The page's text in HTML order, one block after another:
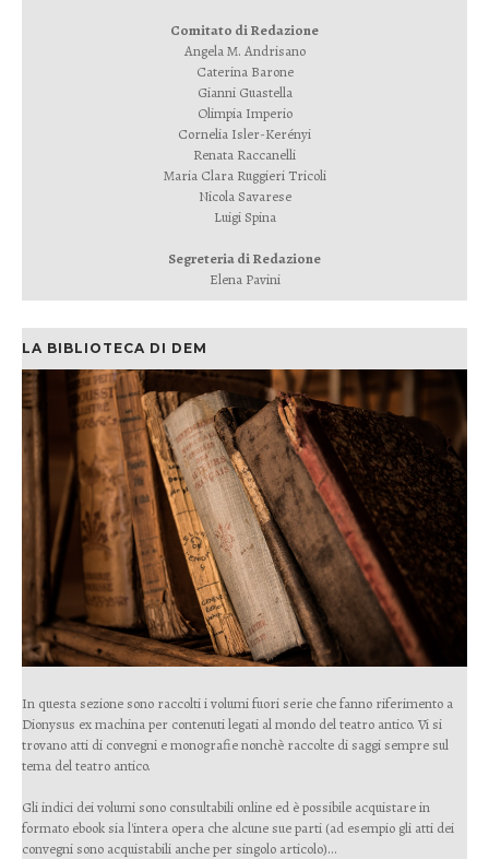
Comitato di Redazione
Angela M. Andrisano
Caterina Barone
Gianni Guastella
Olimpia Imperio
Cornelia Isler-Kerényi
Renata Raccanelli
Maria Clara Ruggieri Tricoli
Nicola Savarese
Luigi Spina
Segreteria di Redazione
Elena Pavini
LA BIBLIOTECA DI DEM
In questa sezione sono raccolti i volumi fuori serie che fanno riferimento a
Dionysus ex machina per contenuti legati al mondo del teatro antico. Vi si
trovano atti di convegni e monografie nonchè raccolte di saggi sempre sul
tema del teatro antico.
Gli indici dei volumi sono consultabili online ed è possibile acquistare in
formato ebook sia l'intera opera che alcune sue parti (ad esempio gli atti dei
convegni sono acquistabili anche per singolo articolo)...